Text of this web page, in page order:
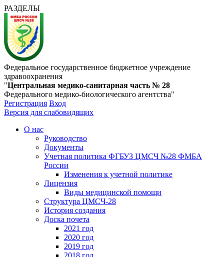
РАЗДЕЛЫ
Федеральное государственное бюджетное учреждение
здравоохранения
"Центральная медико-санитарная часть № 28
Федерального медико-биологического агентства"
Регистрация Вход
Версия для слабовидящих
О нас
Руководство
Документы
Учетная политика ФГБУЗ ЦМСЧ №28 ФМБА
России
Изменения к учетной политике
Лицензия
Виды медицинской помощи
Структура ЦМСЧ-28
История создания
Доска почета
2021 год
2020 год
2019 год
2018 год